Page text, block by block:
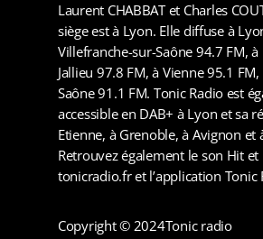
Laurent CHABBAT et Charles
siège est à Lyon. Elle diffuse à
Villefranche-sur-Saône 94.7 FM,
Jallieu 97.8 FM, à Vienne 95.1
Saône 91.1 FM. Tonic Radio est
accessible en DAB+ à Lyon et sa
Etienne, à Grenoble, à Avignon et
Retrouvez également le son Hit
tonicradio.fr et l’application Tonic
Copyright © 2024Tonic radio